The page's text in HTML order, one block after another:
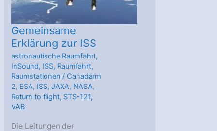
Gemeinsame
Erklärung zur ISS
astronautische Raumfahrt,
InSound, ISS, Raumfahrt,
Raumstationen / Canadarm
2, ESA, ISS,JAXA, NASA,
Return to flight, STS-121,
VAB
Die Leitungen der